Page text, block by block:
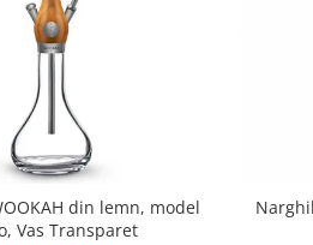
din lemn, model
Vas Transparet